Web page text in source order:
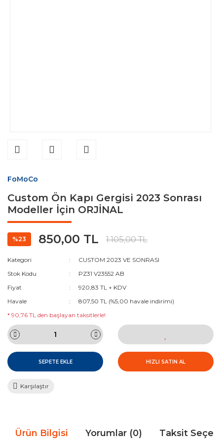
FoMoCo
Custom Ön Kapı Gergisi 2023 Sonrası
Modeller İçin ORJİNAL
%23 850,00 TL 1.105,00 TL
Kategori
CUSTOM 2023 VE SONRASI
Stok Kodu
PZ31 V23552 AB
Fiyat
920,83 TL + KDV
Havale
807,50 TL (%5,00 havale indirimi)
* 90,76 TL den başlayan taksitlerle!
SEPETE EKLE HIZLI SATIN AL
Karşılaştır
Ürün Bilgisi Yorumlar (0) Taksit